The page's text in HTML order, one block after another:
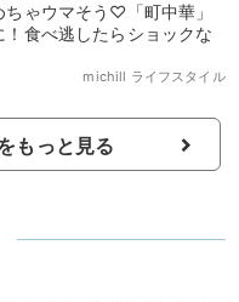
ゃウマそう♡「町中華」
食べ逃したらショックな
michill ライフスタイル
もっと見る